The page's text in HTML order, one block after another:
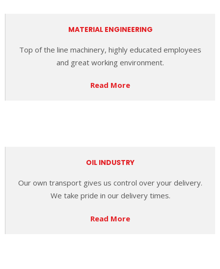
MATERIAL ENGINEERING
Top of the line machinery, highly educated employees
and great working environment.
Read More
OIL INDUSTRY
Our own transport gives us control over your delivery.
We take pride in our delivery times.
Read More